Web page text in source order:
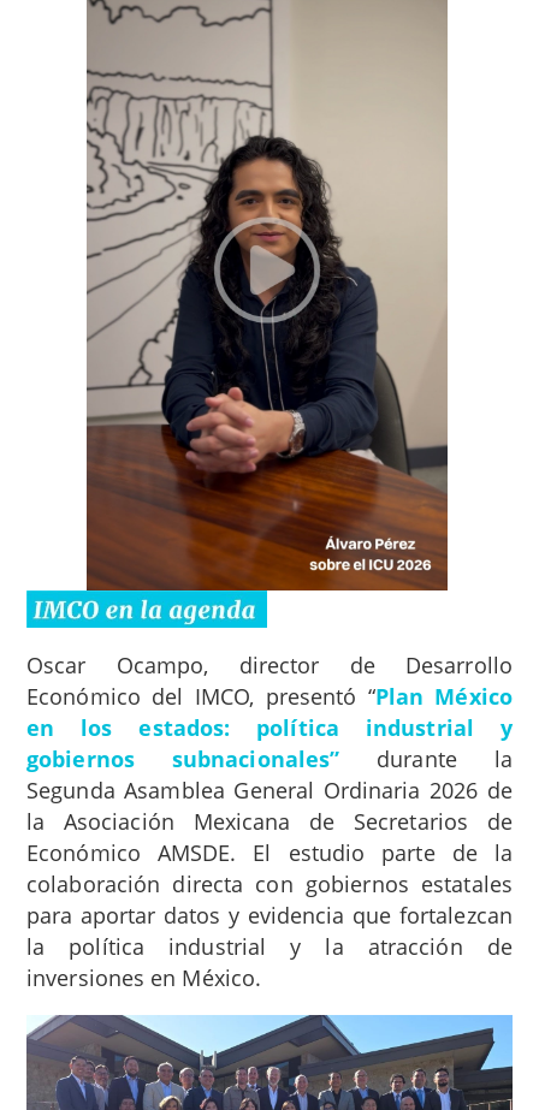
Oscar Ocampo, director de Desarrollo
Económico del IMCO, presentó “Plan México
en los estados: política industrial y
gobiernos subnacionales” durante la
Segunda Asamblea General Ordinaria 2026 de
la Asociación Mexicana de Secretarios de
Económico AMSDE. El estudio parte de la
colaboración directa con gobiernos estatales
para aportar datos y evidencia que fortalezcan
la política industrial y la atracción de
inversiones en México.